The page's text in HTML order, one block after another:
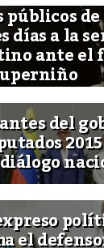
públicos
a la
ante el
del
el